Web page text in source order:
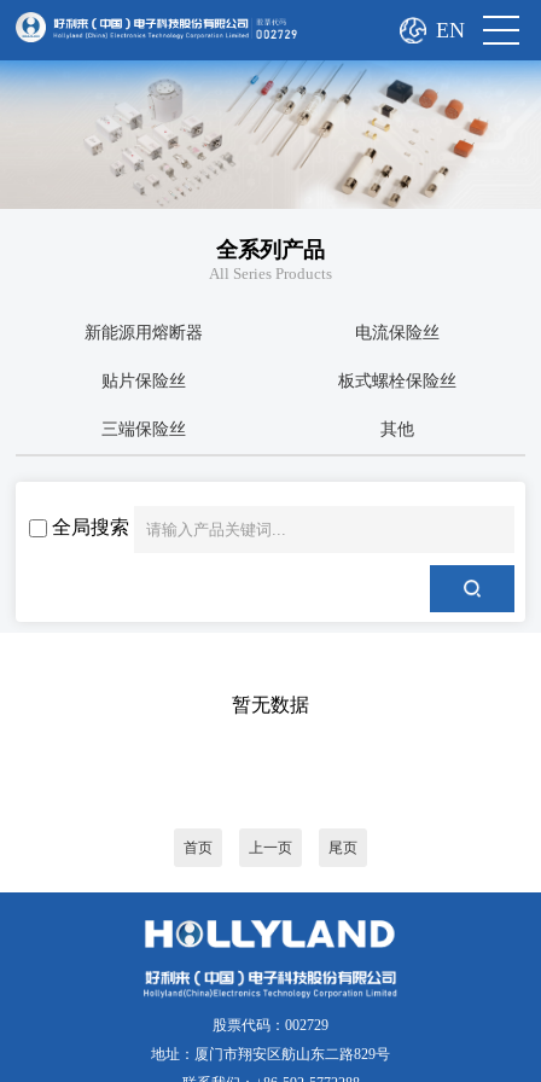
EN
全系列产品
All Series Products
新能源用熔断器 电流保险丝
贴片保险丝 板式螺栓保险丝
三端保险丝 其他
全局搜索
暂无数据
首页 上一页 尾页
股票代码：002729
地址：厦门市翔安区舫山东二路829号